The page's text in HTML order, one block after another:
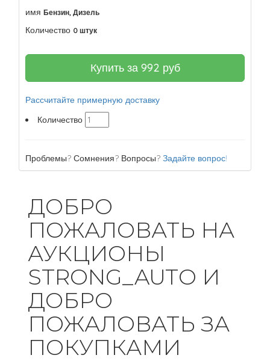
имя Бензин, Дизель
Количество 0 штук
Купить за 992 руб
Рассчитайте примерную доставку
Количество
Проблемы? Сомнения? Вопросы? Задайте вопрос!
ДОБРО
ПОЖАЛОВАТЬ НА
АУКЦИОНЫ
STRONG_AUTO И
ДОБРО
ПОЖАЛОВАТЬ ЗА
ПОКУПКАМИ